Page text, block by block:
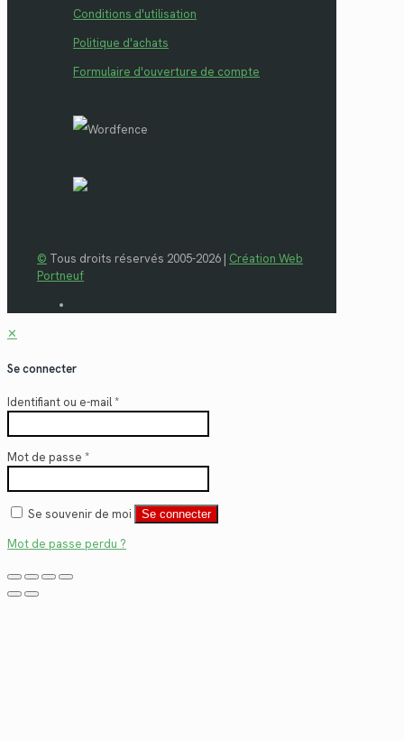
Conditions d'utilisation
Politique d'achats
Formulaire d'ouverture de compte
© Tous droits réservés 2005-2026 | Création Web
Portneuf
✕
Se connecter
Identifiant ou e-mail*
Mot de passe *
Se souvenir de moi Se connecter
Mot de passe perdu ?